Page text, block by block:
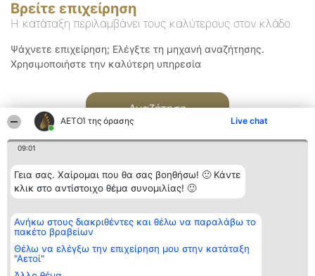
ΑΕΤΟΊ της όρασης Live chat
09:01
Γεια σας. Χαίρομαι που θα σας βοηθήσω! 🙂 Κάντε
κλικ στο αντίστοιχο θέμα συνομιλίας! 🙂
Ανήκω στους διακριθέντες και θέλω να παραλάβω το
πακέτο βραβείων
Θέλω να ελέγξω την επιχείρηση μου στην κατάταξη
"Αετοί"
Βρείτε επιχείρηση
Η κατάταξη περιλαμβάνει τους καλύτερους στον κλάδο
Ψάχνετε επιχείρηση; Ελέγξτε τη μηχανή αναζήτησης.
Χρησιμοποιήστε την καλύτερη υπηρεσία
Αναζήτηση
Διοργανωτής της
κατάταξης
BEAUTIFUL COMPANY
ΤΗΛ. ΕΠΙΚΟΙΝΩΝΙΑΣ:
2104128019
email:
Κατάταξη
Διακριθέντες
των
διακριθέντων
Επικοινωνία
Επικοινωνία